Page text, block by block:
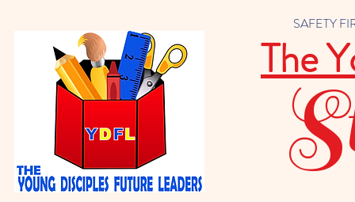
SAFETY
The